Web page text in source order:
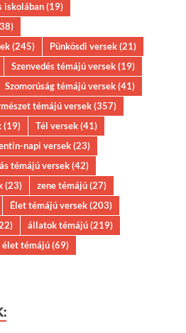
iskolában(19)
(245) Pünkösdi versek(21)
Szenvedés témájú versek(19)
Szomorúság témájú versek(41)
témájú versek(357)
(19) Tél versek(41)
napi versek(23)
témájú versek(42)
(23) zene témájú(27)
Élet témájú versek(203)
állatok témájú(219)
élet témájú(69)